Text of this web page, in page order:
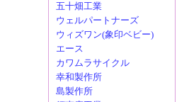
五十畑工業
ウェルパートナーズ
ウィズワン(象印ベビー)
エース
カワムラサイクル
幸和製作所
島製作所